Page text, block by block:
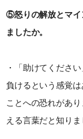
⑤怒りの解放とマイ
ましたか。
・「助けてくださ
負けるという感覚
ことへの恐れがあ
える言葉だと知りま